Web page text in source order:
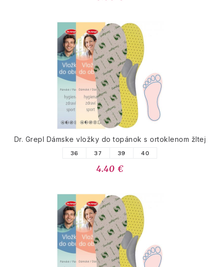
Dr. Grepl Dámske vložky do topánok s ortoklenom žltej
36 37 39 40
4.40 €